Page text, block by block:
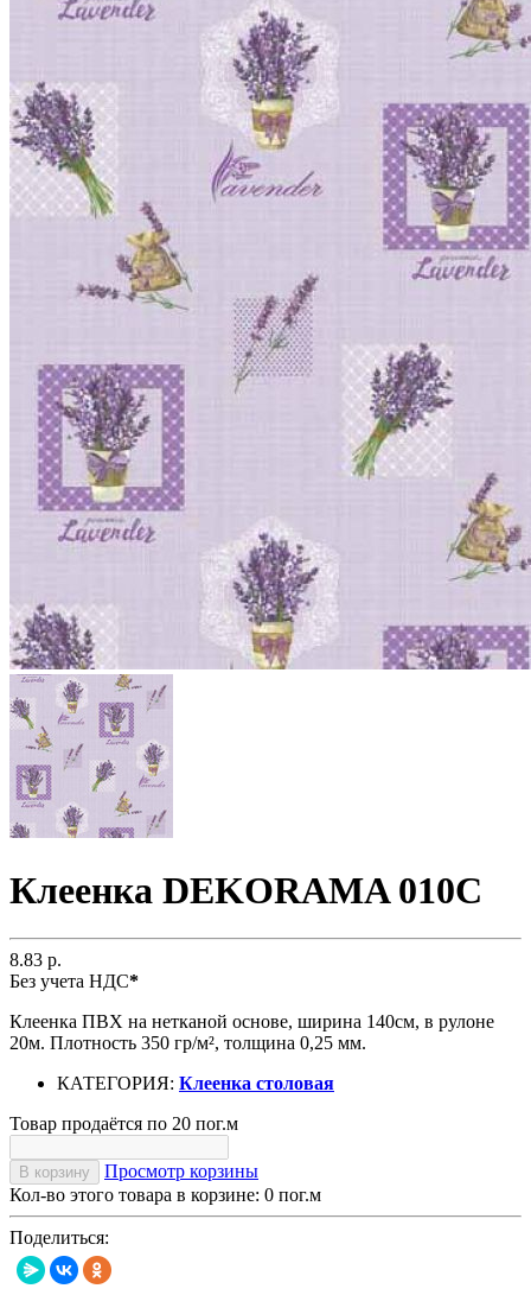
Клеенка DEKORAMA 010C
8.83 р.
Без учета НДС*
Клеенка ПВХ на нетканой основе, ширина 140см, в рулоне
20м. Плотность 350 гр/м², толщина 0,25 мм.
КАТЕГОРИЯ: Клеенка столовая
Товар продаётся по 20 пог.м
В корзину
Просмотр корзины
Кол-во этого товара в корзине: 0 пог.м
Поделиться: